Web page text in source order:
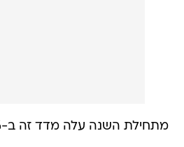
מתחילת השנה עלה מדד זה ב-0.1%.